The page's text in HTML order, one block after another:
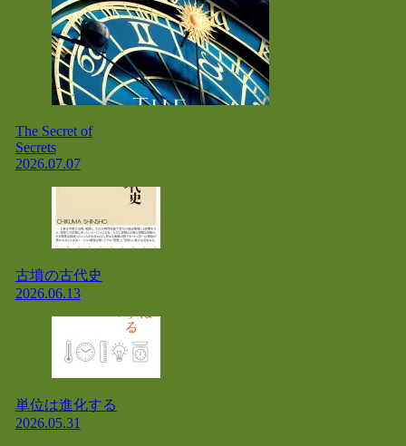
The Secret of
Secrets
2026.07.07
古墳の古代史
2026.06.13
単位は進化する
2026.05.31